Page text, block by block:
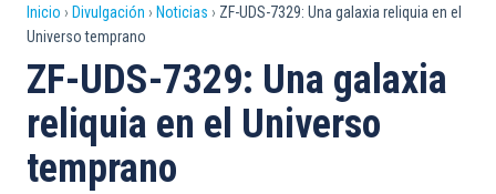
Sobrescribir
enlaces
de
ayuda
a
Inicio Divulgación Noticias
ZF-UDS-7329: Una galaxia reliquia en el
Universo temprano
ZF-UDS-7329: Una galaxia
reliquia en el Universo
temprano